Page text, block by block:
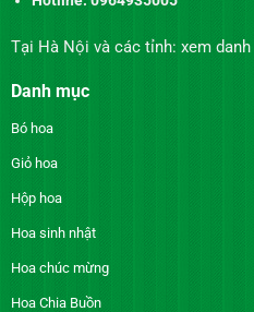
Tại Hà Nội và các tỉnh: xem
Danh mục
Bó hoa
Giỏ hoa
Hộp hoa
Hoa sinh nhật
Hoa chúc mừng
Hoa Chia Buồn